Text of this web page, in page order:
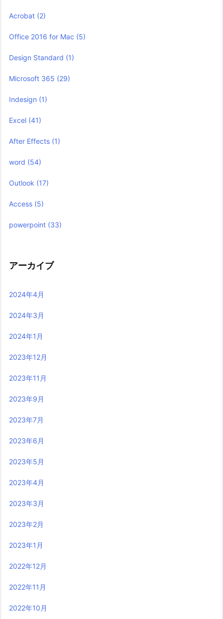
Acrobat (2)
Office 2016 for Mac (5)
Design Standard (1)
Microsoft 365 (29)
Indesign (1)
Excel (41)
After Effects (1)
word (54)
Outlook (17)
Access (5)
powerpoint (33)
アーカイブ
2024年4月
2024年3月
2024年1月
2023年12月
2023年11月
2023年9月
2023年7月
2023年6月
2023年5月
2023年4月
2023年3月
2023年2月
2023年1月
2022年12月
2022年11月
2022年10月